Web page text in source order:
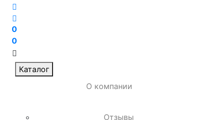
0
0
Каталог
О компании
Отзывы